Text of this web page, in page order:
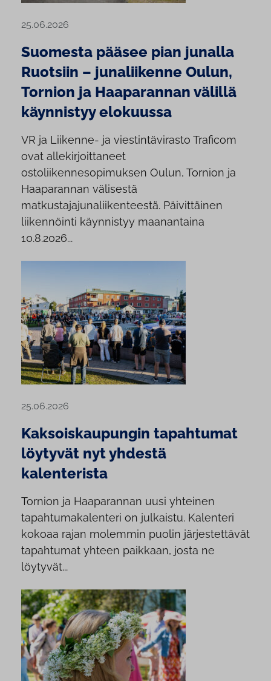
25.06.2026
Suomesta pääsee pian junalla
Ruotsiin – junaliikenne Oulun,
Tornion ja Haaparannan välillä
käynnistyy elokuussa
VR ja Liikenne- ja viestintävirasto Traficom
ovat allekirjoittaneet
ostoliikennesopimuksen Oulun, Tornion ja
Haaparannan välisestä
matkustajajunaliikenteestä. Päivittäinen
liikennöinti käynnistyy maanantaina
10.8.2026...
25.06.2026
Kaksoiskaupungin tapahtumat
löytyvät nyt yhdestä
kalenterista
Tornion ja Haaparannan uusi yhteinen
tapahtumakalenteri on julkaistu. Kalenteri
kokoaa rajan molemmin puolin järjestettävät
tapahtumat yhteen paikkaan, josta ne
löytyvät...